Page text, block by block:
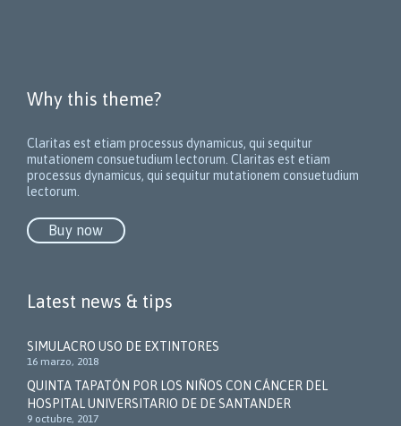
Why this theme?
Claritas est etiam processus dynamicus, qui sequitur
mutationem consuetudium lectorum. Claritas est etiam
processus dynamicus, qui sequitur mutationem consuetudium
lectorum.
Buy now
Latest news & tips
SIMULACRO USO DE EXTINTORES
16 marzo, 2018
QUINTA TAPATÓN POR LOS NIÑOS CON CÁNCER DEL
HOSPITAL UNIVERSITARIO DE DE SANTANDER
9 octubre, 2017